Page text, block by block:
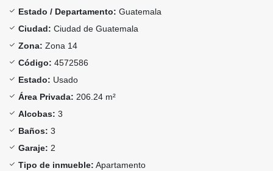
Estado / Departamento: Guatemala
Ciudad: Ciudad de Guatemala
Zona: Zona 14
Código: 4572586
Estado: Usado
Área Privada: 206.24 m²
Alcobas: 3
Baños: 3
Garaje: 2
Tipo de inmueble: Apartamento